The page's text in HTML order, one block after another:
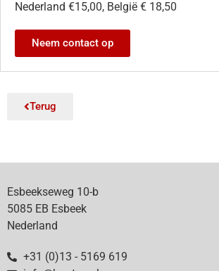
Nederland €15,00, België € 18,50
Neem contact op
Terug
Esbeekseweg 10-b
5085 EB Esbeek
Nederland
+31 (0)13 - 5169 619